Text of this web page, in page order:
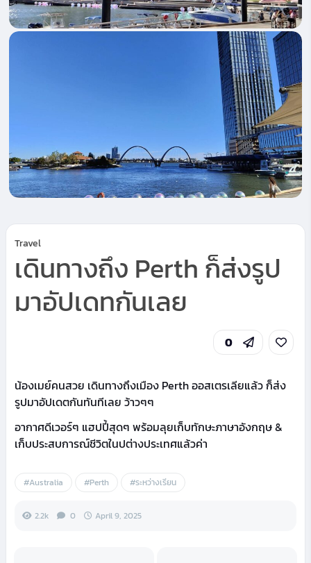
Travel
เดินทางถึง Perth ก็ส่งรูป
มาอัปเดทกันเลย
0
น้องเมย์คนสวย เดินทางถึงเมือง Perth ออสเตรเลียแล้ว ก็ส่ง
รูปมาอัปเดตกันทันทีเลย ว้าวๆๆ
อากาศดีเวอร์ๆ แฮปปี้สุดๆ พร้อมลุยเก็บทักษะภาษาอังกฤษ &
เก็บประสบการณ์ชีวิตในปต่างประเทศแล้วค่า
#Australia #Perth #ระหว่างเรียน
2.2k 0 April 9, 2025